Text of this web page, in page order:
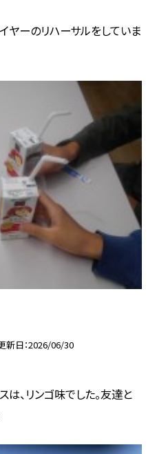
ヤーのリハーサルをしていま
新日 2026/06/30
、リンゴ味でした。友達と